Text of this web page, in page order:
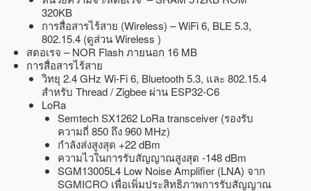
320KB
การสื่อสารไร้สาย (Wireless) – WiFi 6, BLE 5.3,
802.15.4 (ดูส่วน Wireless )
สตอเรจ – NOR Flash ภายนอก 16 MB
การสื่อสารไร้สาย
วิทยุ 2.4 GHz Wi-Fi 6, Bluetooth 5.3, และ 802.15.4
สำหรับ Thread / Zigbee ผ่าน ESP32-C6
LoRa
Semtech SX1262 LoRa transceiver (รองรับ
ความถี่ 850 ถึง 960 MHz)
กำลังส่งสูงสุด +22 dBm
ความไวในการรับสัญญาณสูงสุด -148 dBm
SGM13005L4 Low Noise Amplifier (LNA) จาก
SGMICRO เพื่อเพิ่มประสิทธิภาพการรับสัญญาณ